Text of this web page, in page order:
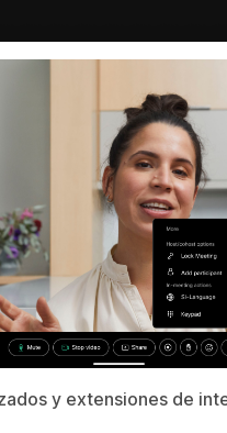
y extensiones de